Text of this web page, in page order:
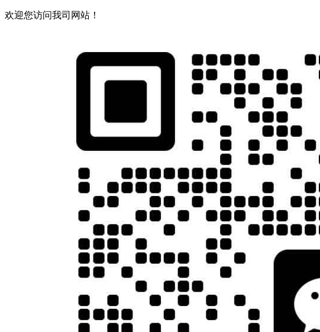
欢迎您访问我司网站！